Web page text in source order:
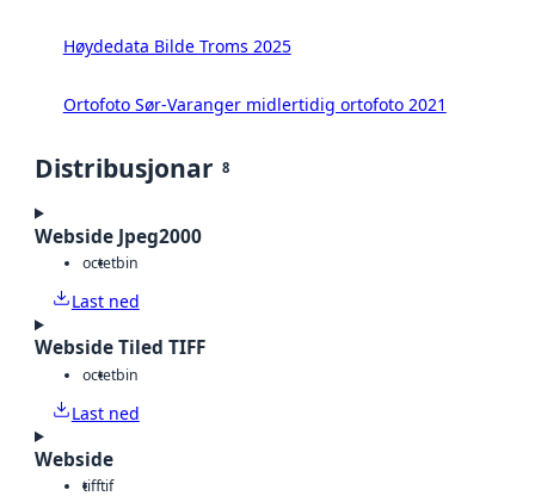
Høydedata Bilde Troms 2025
Ortofoto Sør-Varanger midlertidig ortofoto 2021
Distribusjonar 8
Webside Jpeg2000
octetbin
Last ned
Webside Tiled TIFF
octetbin
Last ned
Webside
tifftif